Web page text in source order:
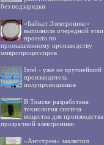
без подзарядки
«Байкал Электроникс»
выполнила очередной этап
проекта по
промышленному производству
микропроцессоров
Intel - уже не крупнейший
производитель
полупроводников
В Томске разработана
технология синтеза
вещества для производства
прозрачной электроники
«Ангстрем» заключил